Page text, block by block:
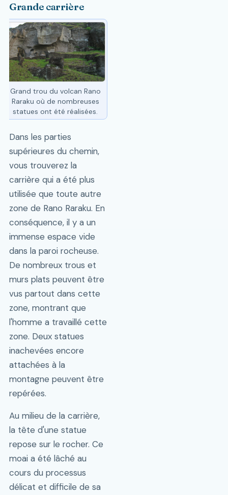
Grande carrière
Grand trou du volcan Rano
Raraku où de nombreuses
statues ont été réalisées.
Dans les parties
supérieures du chemin,
vous trouverez la
carrière qui a été plus
utilisée que toute autre
zone de Rano Raraku. En
conséquence, il y a un
immense espace vide
dans la paroi rocheuse.
De nombreux trous et
murs plats peuvent être
vus partout dans cette
zone, montrant que
l'homme a travaillé cette
zone. Deux statues
inachevées encore
attachées à la
montagne peuvent être
repérées.
Au milieu de la carrière,
la tête d'une statue
repose sur le rocher. Ce
moai a été lâché au
cours du processus
délicat et difficile de sa